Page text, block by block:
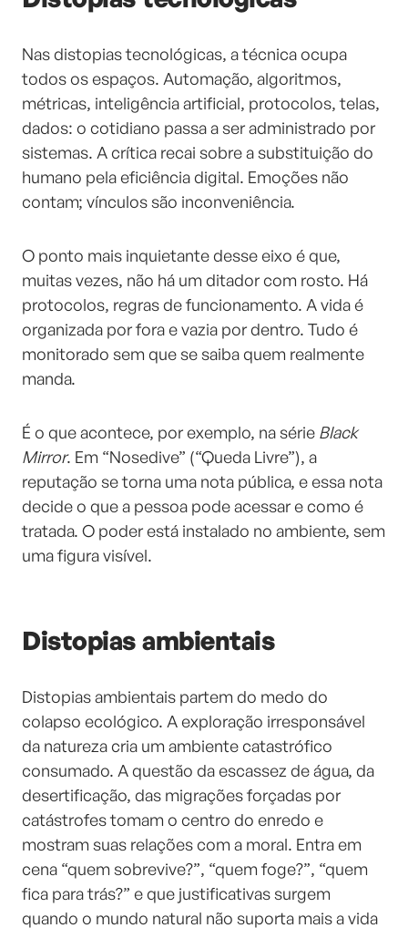
Nas distopias tecnológicas, a técnica ocupa
todos os espaços. Automação, algoritmos,
métricas, inteligência artificial, protocolos, telas,
dados: o cotidiano passa a ser administrado por
sistemas. A crítica recai sobre a substituição do
humano pela eficiência digital. Emoções não
contam; vínculos são inconveniência.
O ponto mais inquietante desse eixo é que,
muitas vezes, não há um ditador com rosto. Há
protocolos, regras de funcionamento. A vida é
organizada por fora e vazia por dentro. Tudo é
monitorado sem que se saiba quem realmente
manda.
É o que acontece, por exemplo, na série Black
Mirror. Em “Nosedive” (“Queda Livre”), a
reputação se torna uma nota pública, e essa nota
decide o que a pessoa pode acessar e como é
tratada. O poder está instalado no ambiente, sem
uma figura visível.
Distopias ambientais
Distopias ambientais partem do medo do
colapso ecológico. A exploração irresponsável
da natureza cria um ambiente catastrófico
consumado. A questão da escassez de água, da
desertificação, das migrações forçadas por
catástrofes tomam o centro do enredo e
mostram suas relações com a moral. Entra em
cena “quem sobrevive?”, “quem foge?”, “quem
fica para trás?” e que justificativas surgem
quando o mundo natural não suporta mais a vida